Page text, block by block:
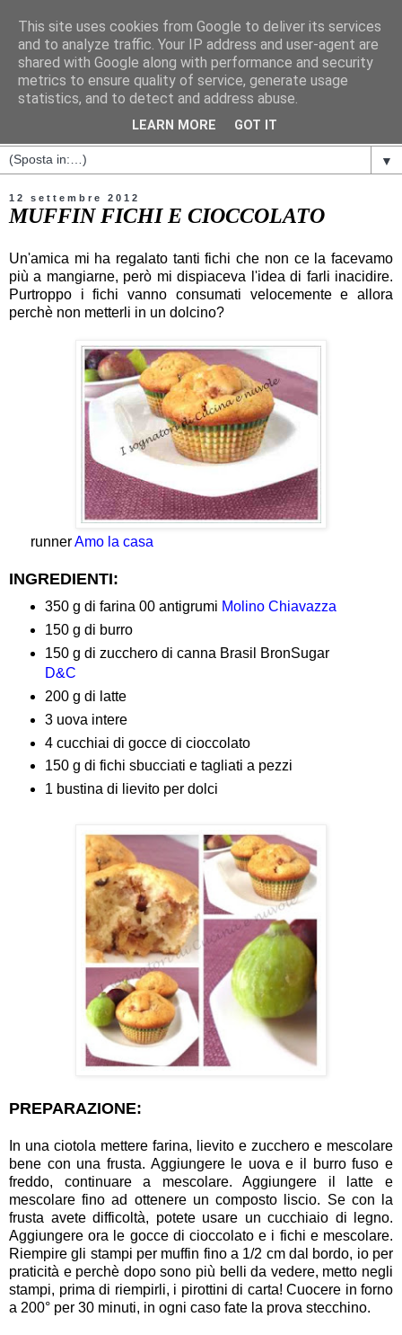
▼
12 settembre 2012
MUFFIN FICHI E CIOCCOLATO
Un'amica mi ha regalato tanti fichi che non ce la facevamo
più a mangiarne, però mi dispiaceva l'idea di farli inacidire.
Purtroppo i fichi vanno consumati velocemente e allora
perchè non metterli in un dolcino?
runnerAmo la casa
INGREDIENTI:
350 g di farina 00 antigrumi Molino Chiavazza
150 g di burro
150 g di zucchero di canna Brasil BronSugar
D&C
200 g di latte
3 uova intere
4 cucchiai di gocce di cioccolato
150 g di fichi sbucciati e tagliati a pezzi
1 bustina di lievito per dolci
PREPARAZIONE:
In una ciotola mettere farina, lievito e zucchero e mescolare
bene con una frusta. Aggiungere le uova e il burro fuso e
freddo, continuare a mescolare. Aggiungere il latte e
mescolare fino ad ottenere un composto liscio. Se con la
frusta avete difficoltà, potete usare un cucchiaio di legno.
Aggiungere ora le gocce di cioccolato e i fichi e mescolare.
Riempire gli stampi per muffin fino a 1/2 cm dal bordo, io per
praticità e perchè dopo sono più belli da vedere, metto negli
stampi, prima di riempirli, i pirottini di carta! Cuocere in forno
a 200° per 30 minuti, in ogni caso fate la prova stecchino.
This site uses cookies from Google to deliver its services
and to analyze traffic. Your IP address and user-agent are
shared with Google along with performance and security
metrics to ensure quality of service, generate usage
statistics, and to detect and address abuse.
LEARN MORE GOT IT